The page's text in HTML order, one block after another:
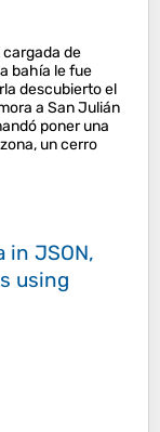
de
bahía le fue
descubierto el
a San Julián
poner una
un cerro
in JSON,
using